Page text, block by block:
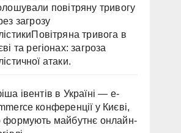
повітряну тривогу
загрозу
тривога в
та регіонах: загроза
атаки.
івентів в Україні — e-
конференції у Києві,
формують майбутнє онлайн-